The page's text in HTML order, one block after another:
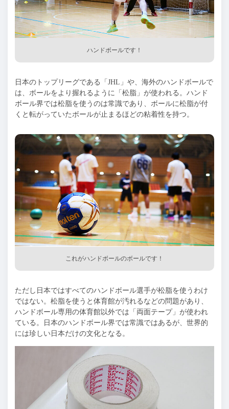
ハンドボールです！
日本のトップリーグである「 JHL 」や、海外のハンドボールで
は、ボールをより握れるように「松脂」が使われる。ハンド
ボール界では松脂を使うのは常識であり、ボールに松脂が付
くと転がっていたボールが止まるほどの粘着性を持つ。
これがハンドボールのボールです！
ただし日本ではすべてのハンドボール選手が松脂を使うわけ
ではない。松脂を使うと体育館が汚れるなどの問題があり、
ハンドボール専用の体育館以外では「両面テープ」が使われ
ている。日本のハンドボール界では常識ではあるが、世界的
には珍しい日本だけの文化となる。